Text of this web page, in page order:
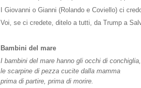
I Giovanni o Gianni (Rolando e Coviello) ci
Voi, se ci credete, ditelo a tutti, da Trump a
Bambini del mare
I bambini del mare hanno gli occhi di conchiglia,
le scarpine di pezza cucite dalla mamma
prima di partire, prima di morire.